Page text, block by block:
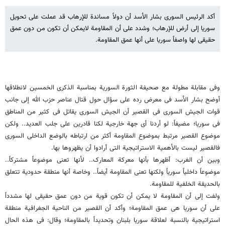
أکد الرئیس السوری بشار الأسد أن دولاً مساندة للإرهاب قد عملت على تحویل
سوریا إلى أرض للإرهاب؛ وشدد على أن المقاومة لایمکن أن تکون من دون عمق
حقیقی لها واصفاً سوریا على أنها عمق المقاومة.
وفی مقابلة مطولة مع صحیفة الثورة السوریة بمناسبة الذکرى الخمسین لانطلاقها
أوضح بشار الأسد فی معرض رده على سؤال حول قتال عناصر حزب الله إلى جانب
قوات الجیش السوری فی القصیر أن الجیش السوری یقاتل فی کثیر من المناطق
فی سوریا؛ مضیفاً: لو أردنا أی جهة خارجیة لکنا قادرین على جلب العدید.. ولکن
موضوع القصیر مرتبط بموضوع المقاومة أکثر من ارتباطه بالوضع الداخلی السوری
فالقصیر لیست بالأهمیة الاستراتیجیة التی أرادوا أن یظهروها بها.
وبین أن الغرب: أظهرها بأنها معرکة المعارک.. لأنها تعنی موضوعاً مشترکاً..
موضوعاً داخلیاً سوریاً ولکنها تعنی المقاومة أیضاً.. وخاصة أنها منطقة حدودیة تتعلق
بالحدیقة الخلفیة للمقاومة.
ولفت إلى أن المقاومة لا یمکن أن تکون قویة من دون عمق حقیقی لها مشدداً
على أن سوریا هی عمق المقاومة؛ وأکد أن القصیر من الناحیة الجغرافیة منطقة
استراتیجیة بالنسبة لعلاقة سوریا بلبنان وتحدیداً بالمقاومة؛ وقال: فی هذه الحال